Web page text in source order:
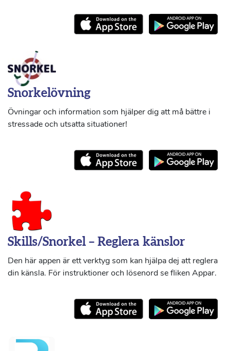
Snorkelövning
Övningar och information som hjälper dig att må bättre i
stressade och utsatta situationer!
Skills/Snorkel – Reglera känslor
Den här appen är ett verktyg som kan hjälpa dej att reglera
din känsla. För instruktioner och lösenord se fliken Appar.